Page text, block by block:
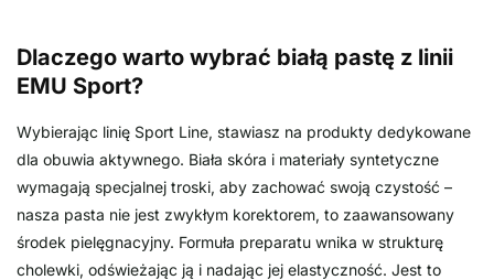
Dlaczego warto wybrać białą pastę z linii
EMU Sport?
Wybierając linię Sport Line, stawiasz na produkty dedykowane
dla obuwia aktywnego. Biała skóra i materiały syntetyczne
wymagają specjalnej troski, aby zachować swoją czystość –
nasza pasta nie jest zwykłym korektorem, to zaawansowany
środek pielęgnacyjny. Formuła preparatu wnika w strukturę
cholewki, odświeżając ją i nadając jej elastyczność. Jest to